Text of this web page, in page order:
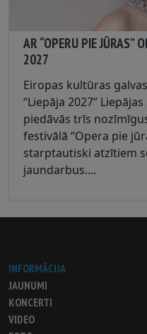
AR “OPERU PIE JŪRAS”
2027
Eiropas kultūras
“Liepāja 2027”
piedāvās trīs
festivālā “Opera pie
starptautiski atzītiem
jaundarbus....
INFORMĀCIJA
JAUNUMI
KONCERTI
VIDEO